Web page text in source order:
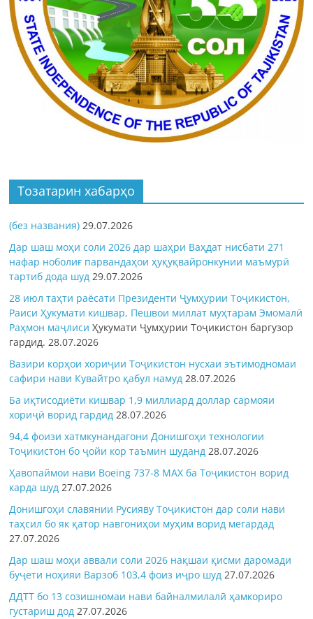
Тозатарин хабарҳо
(без названия) 29.07.2026
Дар шаш моҳи соли 2026 дар шаҳри Ваҳдат нисбати 271
нафар ноболиғ парвандаҳои ҳуқуқвайронкунии маъмурӣ
тартиб дода шуд 29.07.2026
28 июл таҳти раёсати Президенти Ҷумҳурии Тоҷикистон,
Раиси Ҳукумати кишвар, Пешвои миллат муҳтарам Эмомалӣ
Раҳмон маҷлисиҲукумати Ҷумҳурии Тоҷикистон баргузор
гардид.28.07.2026
Вазири корҳои хориҷии Тоҷикистон нусхаи эътимодномаи
сафири нави Кувайтро қабул намуд 28.07.2026
Ба иқтисодиёти кишвар 1,9 миллиард доллар сармояи
хориҷӣ ворид гардид 28.07.2026
94,4 фоизи хатмкунандагони Донишгоҳи технологии
Тоҷикистон бо ҷойи кор таъмин шуданд 28.07.2026
Ҳавопаймои нави Boeing 737-8 MAX ба Тоҷикистон ворид
карда шуд 27.07.2026
Донишгоҳи славянии Русияву Тоҷикистон дар соли нави
таҳсил бо як қатор навгониҳои муҳим ворид мегардад
27.07.2026
Дар шаш моҳи аввали соли 2026 нақшаи қисми даромади
буҷети ноҳияи Варзоб 103,4 фоиз иҷро шуд 27.07.2026
ДДТТ бо 13 созишномаи нави байналмилалӣ ҳамкориро
густариш дод 27.07.2026